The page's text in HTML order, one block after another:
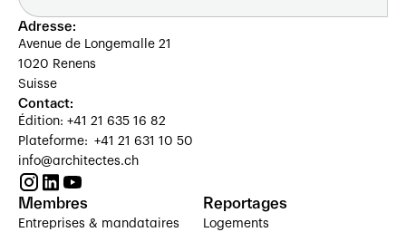
Adresse:
Avenue de Longemalle 21
1020 Renens
Suisse
Contact:
Édition: +41 21 635 16 82
Plateforme: +41 21 631 10 50
info@architectes.ch
Membres
Entreprises & mandataires
Reportages
Logements